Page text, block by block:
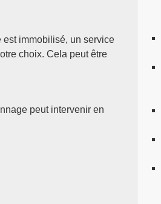
immobilisé, un service
choix. Cela peut être
peut intervenir en